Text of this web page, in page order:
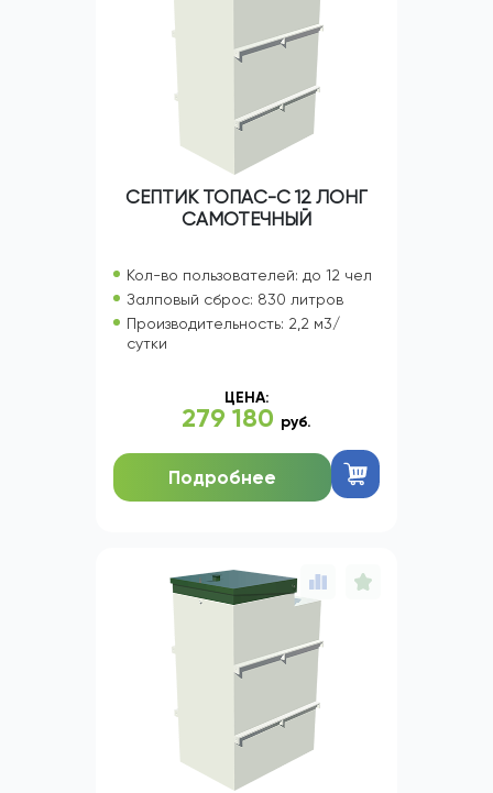
СЕПТИК ТОПАС-С 12 ЛОНГ
САМОТЕЧНЫЙ
Кол-во пользователей: до 12 чел
Залповый сброс: 830 литров
Производительность: 2,2 м3/
сутки
ЦЕНА:
279 180 руб.
Подробнее